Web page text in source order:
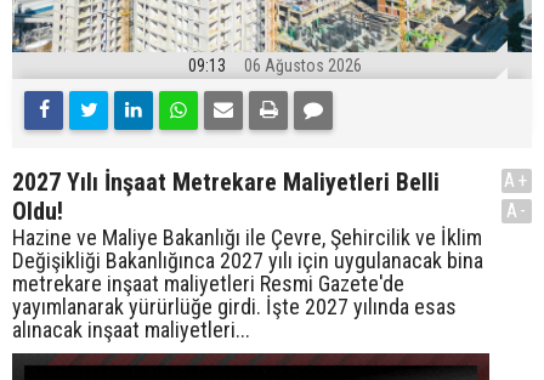
09:13 06 Ağustos 2026
2027 Yılı İnşaat Metrekare Maliyetleri Belli
Oldu!
Hazine ve Maliye Bakanlığı ile Çevre, Şehircilik ve İklim
Değişikliği Bakanlığınca 2027 yılı için uygulanacak bina
metrekare inşaat maliyetleri Resmi Gazete'de
yayımlanarak yürürlüğe girdi. İşte 2027 yılında esas
alınacak inşaat maliyetleri...
A+
A-